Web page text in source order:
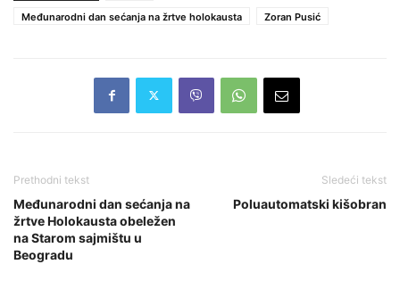
Međunarodni dan sećanja na žrtve holokausta
Zoran Pusić
Prethodni tekst
Međunarodni dan sećanja na
žrtve Holokausta obeležen
na Starom sajmištu u
Beogradu
Sledeći tekst
Poluautomatski kišobran